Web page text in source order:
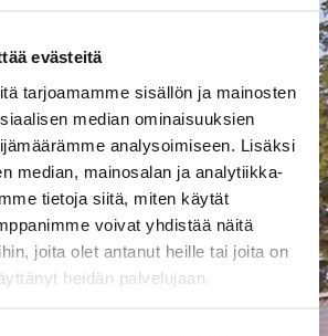
evästeitä
tarjoamamme sisällön ja mainosten
median ominaisuuksien
analysoimiseen. Lisäksi
median, mainosalan ja analytiikka-
tietoja siitä, miten käytät
voivat yhdistää näitä
joita olet antanut heille tai joita on
heidän palvelujaan.
sarjakortilla!